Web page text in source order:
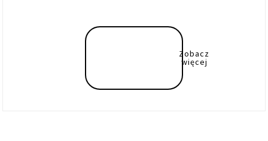
Zobacz
więcej